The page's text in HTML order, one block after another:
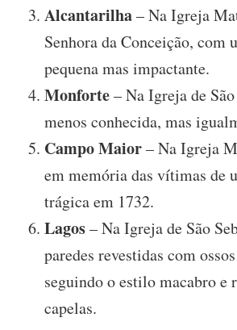
Alcantarilha– Na Igreja
Senhora da Conceição, com
pequena mas impactante.
Monforte– Na Igreja de
menos conhecida, mas
Campo Maior– Na Igreja
em memória das vítimas de
trágica em 1732.
Lagos– Na Igreja de São
paredes revestidas com
seguindo o estilo macabro e
capelas.